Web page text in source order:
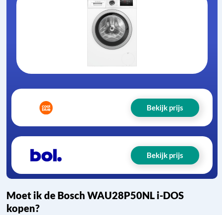
Moet ik de Bosch WAU28P50NL i-DOS
kopen?
Bekijk prijs
Bekijk prijs